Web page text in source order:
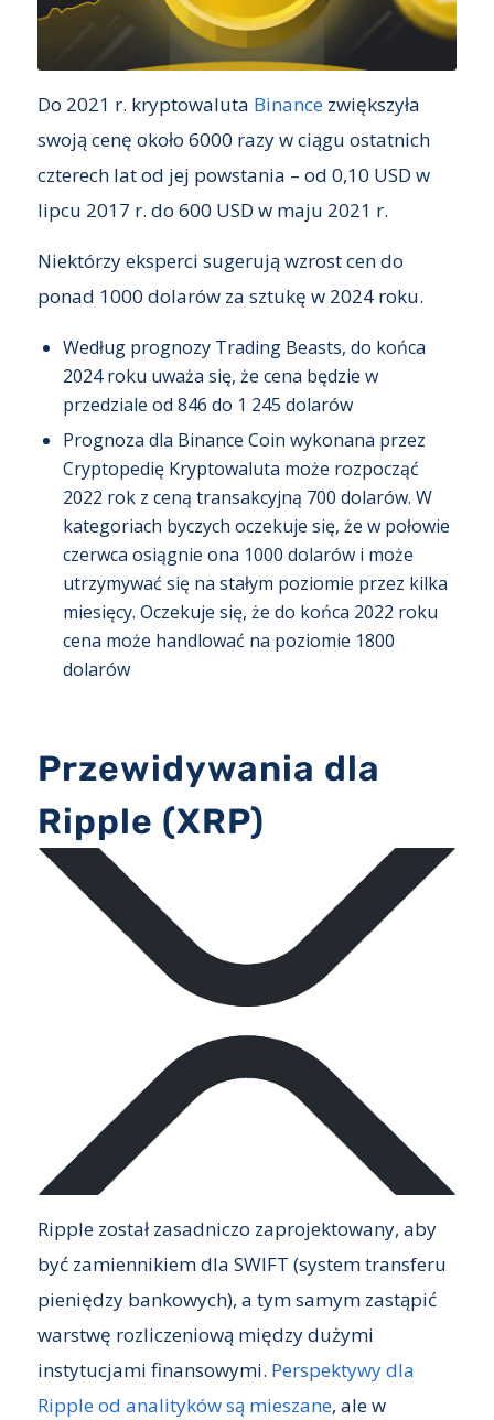
Do 2021 r. kryptowaluta Binancezwiększyła
swoją cenę około 6000 razy w ciągu ostatnich
czterech lat od jej powstania – od 0,10 USD w
lipcu 2017 r. do 600 USD w maju 2021 r.
Niektórzy eksperci sugerują wzrost cen do
ponad 1000 dolarów za sztukę w 2024 roku.
Według prognozy Trading Beasts, do końca
2024 roku uważa się, że cena będzie w
przedziale od 846 do 1 245 dolarów
Prognoza dla Binance Coin wykonana przez
Cryptopedię Kryptowaluta może rozpocząć
2022 rok z ceną transakcyjną 700 dolarów. W
kategoriach byczych oczekuje się, że w połowie
czerwca osiągnie ona 1000 dolarów i może
utrzymywać się na stałym poziomie przez kilka
miesięcy. Oczekuje się, że do końca 2022 roku
cena może handlować na poziomie 1800
dolarów
Przewidywania dla
Ripple (XRP)
Ripple został zasadniczo zaprojektowany, aby
być zamiennikiem dla SWIFT (system transferu
pieniędzy bankowych), a tym samym zastąpić
warstwę rozliczeniową między dużymi
instytucjami finansowymi. Perspektywy dla
Ripple od analityków są mieszane, ale w